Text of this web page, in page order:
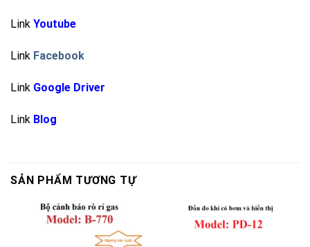
Link Youtube
Link Facebook
Link Google Driver
Link Blog
SẢN PHẨM TƯƠNG TỰ